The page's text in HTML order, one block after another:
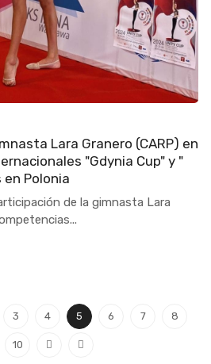
Lara Granero (CARP) en
"Gdynia Cup" y "
en Polonia
de la gimnasta Lara
...
3 4 5 6 7 8
10